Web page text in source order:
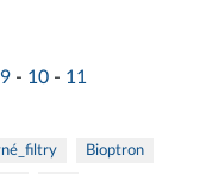
9 - 10 - 11
Bioptron